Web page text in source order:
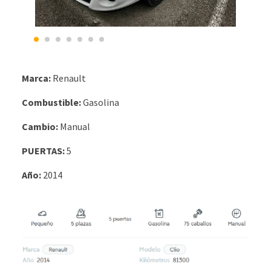
Marca: Renault
Combustible:Gasolina
Cambio: Manual
PUERTAS:5
Año: 2014